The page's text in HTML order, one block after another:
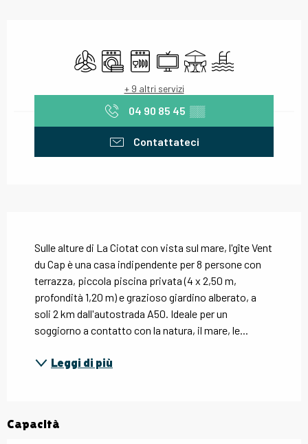
Aria condizionata
LavatriceLavastoviglie
Televisione
TerrazzaPiscina
+ 9 altri servizi
04 90 85 45 ▒▒
Contattateci
Sulle alture di La Ciotat con vista sul mare, l'gîte Vent
du Cap è una casa indipendente per 8 persone con
terrazza, piccola piscina privata (4 x 2,50 m,
profondità 1,20 m) e grazioso giardino alberato, a
soli 2 km dall'autostrada A50. Ideale per un
soggiorno a contatto con la natura, il mare, le...
Leggi di più
Capacità